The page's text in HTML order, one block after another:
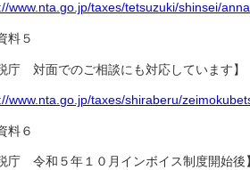
www.nta.go.jp/taxes/tetsuzuki/shinsei/
料５
庁 対面でのご相談にも対応しています】
www.nta.go.jp/taxes/shiraberu/
料６
庁 令和５年１０月インボイス制度開始後